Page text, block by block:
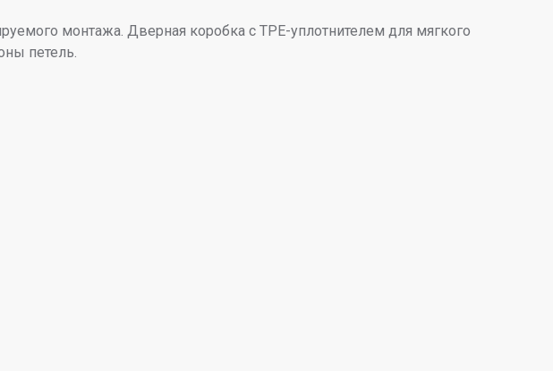
монтажа. Дверная коробка с TPE-уплотнителем для мягкого
петель.